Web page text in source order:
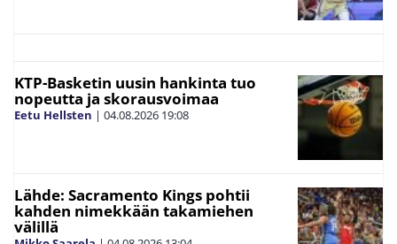
KTP-Basketin uusin hankinta tuo
nopeutta ja skorausvoimaa
Eetu Hellsten | 04.08.2026 19:08
Lähde: Sacramento Kings pohtii
kahden nimekkään takamiehen
välillä